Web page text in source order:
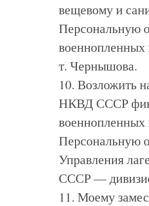
вещевому и
Персональную
военнопленных
т. Чернышова.
10. Возложить
НКВД СССР
военнопленных
Персональную
Управления
СССР —
11. Моему